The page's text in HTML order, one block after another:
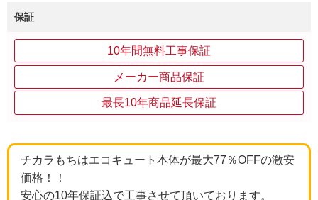
保証
10年間無料工事保証
メーカー商品保証
最長10年商品延長保証
チカラもちはエコキュート本体が最大77％OFFの激安
価格！！
安心の10年保証込で工事させて頂いております。